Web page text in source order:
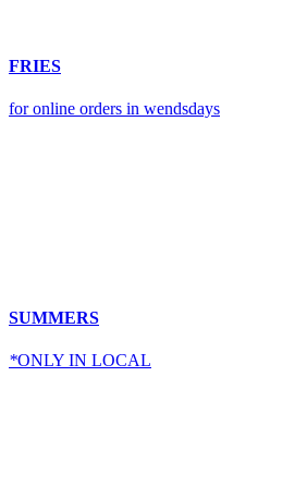
FRIES
for online orders in wendsdays
SUMMERS
*ONLY IN LOCAL